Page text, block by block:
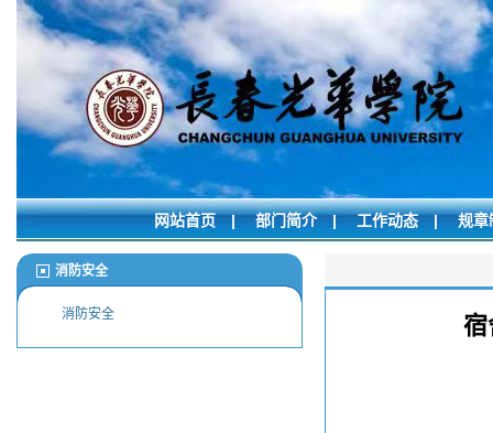
网站首页 | 部门简介| 工作动态 | 规章
消防安全
消防安全 宿